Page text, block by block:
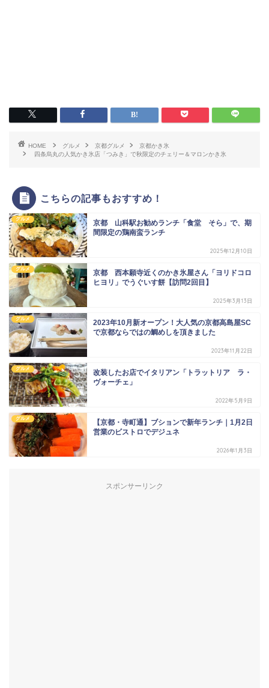
HOME グルメ 京都グルメ
京都かき氷
四条烏丸の人気かき氷店「つみき」で秋限定のチェリー＆マロンかき氷
こちらの記事もおすすめ！
グルメ
京都 山科駅お勧めランチ「食堂 そら」で、期
間限定の鶏南蛮ランチ
2025年12月10日
グルメ
京都 西本願寺近くのかき氷屋さん「ヨリドコロ
ヒヨリ」でうぐいす餅【訪問2回目】
2025年3月13日
グルメ
2023年10月新オープン！大人気の京都高島屋SC
で京都ならではの鯛めしを頂きました
2023年11月22日
グルメ
改装したお店でイタリアン「トラットリア ラ・
ヴォーチェ」
2022年5月9日
グルメ
【京都・寺町通】ブションで新年ランチ｜1月2日
営業のビストロでデジュネ
2026年1月3日
スポンサーリンク